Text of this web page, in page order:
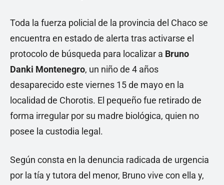
Toda la fuerza policial de la provincia del Chaco se
encuentra en estado de alerta tras activarse el
protocolo de búsqueda para localizar a Bruno
Danki Montenegro, un niño de 4 años
desaparecido este viernes 15 de mayo en la
localidad de Chorotis. El pequeño fue retirado de
forma irregular por su madre biológica, quien no
posee la custodia legal.
Según consta en la denuncia radicada de urgencia
por la tía y tutora del menor, Bruno vive con ella y,